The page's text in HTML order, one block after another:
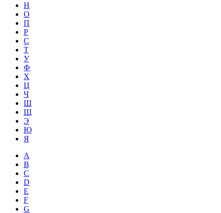
Н
О
П
Р
С
Т
У
Ф
Х
Ц
Ч
Ш
Щ
Э
Ю
Я
A
B
C
D
E
F
G